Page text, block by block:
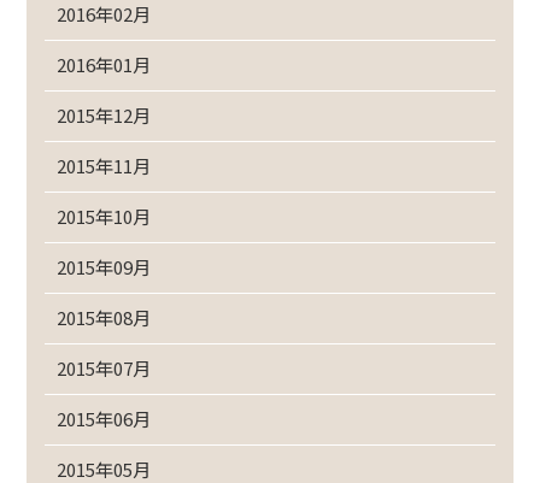
2016年02月
2016年01月
2015年12月
2015年11月
2015年10月
2015年09月
2015年08月
2015年07月
2015年06月
2015年05月